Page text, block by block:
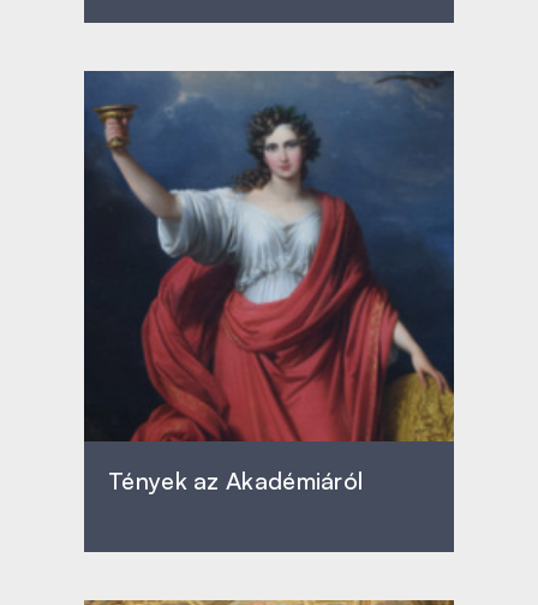
Tények az Akadémiáról